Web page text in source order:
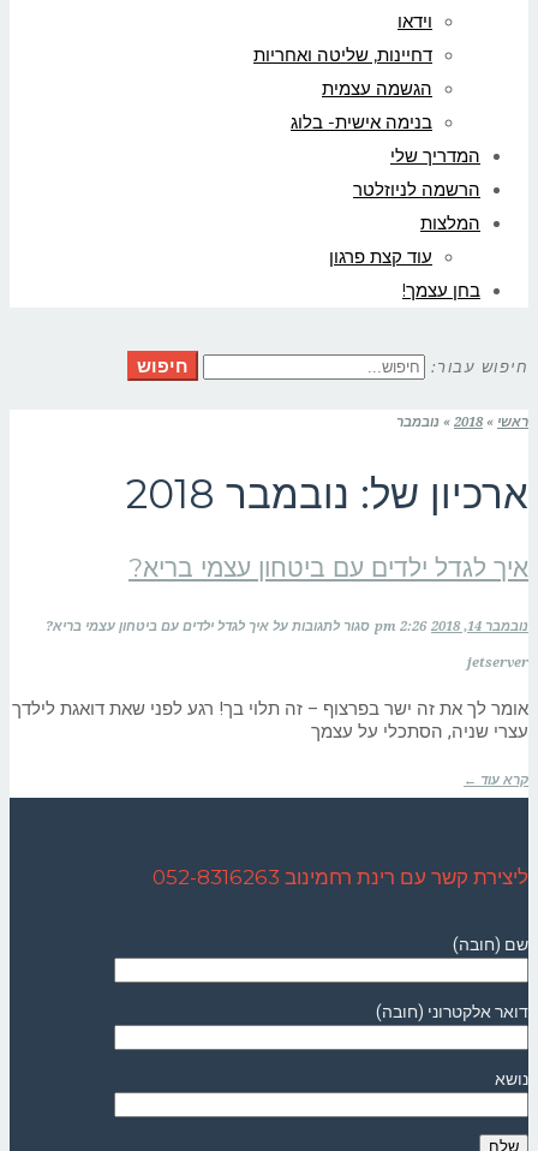
וידאו
דחיינות, שליטה ואחריות
הגשמה עצמית
בנימה אישית- בלוג
המדריך שלי
הרשמה לניוזלטר
המלצות
עוד קצת פרגון
בחן עצמך!
חיפוש עבור: חיפוש
ראשי »
2018
» נובמבר
ארכיון של: נובמבר 2018
איך לגדל ילדים עם ביטחון עצמי בריא?
נובמבר 14, 2018 2:26 pm סגור לתגובות על איך לגדל ילדים עם ביטחון עצמי בריא?
jetserver
אומר לך את זה ישר בפרצוף – זה תלוי בך! רגע לפני שאת דואגת לילדך
עצרי שניה, הסתכלי על עצמך
קרא עוד ←
ליצירת קשר עם רינת רחמינוב 052-8316263
שם (חובה)
דואר אלקטרוני (חובה)
נושא